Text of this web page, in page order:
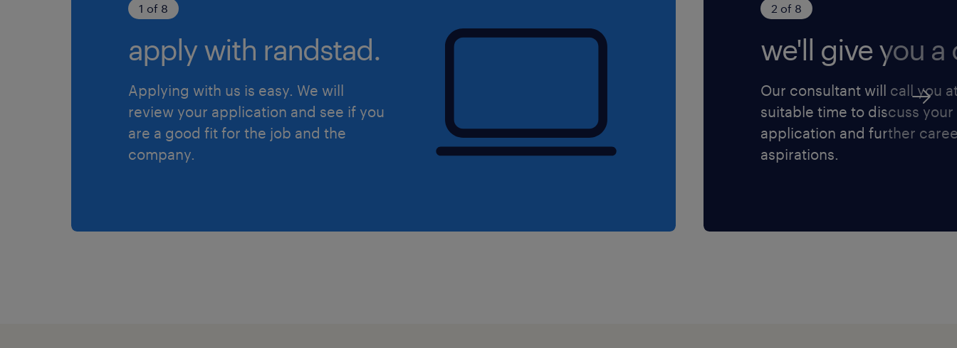
1 of 8
apply with randstad.
Applying with us is easy. We will
review your application and see if you
are a good fit for the job and the
company.
2 of 8
we'll give you a
Our consultant will call you
suitable time to discuss your
application and further
aspirations.